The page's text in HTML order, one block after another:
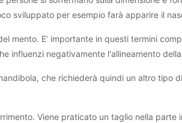
sviluppato per esempio farà apparire il
E’ importante in questi termini
influenzi negativamente l'allineamento
che richiederà quindi un altro tipo
Viene praticato un taglio nella